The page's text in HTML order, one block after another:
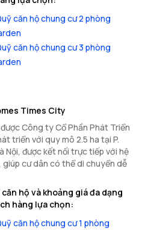
căn hộ chung cư 2 phòng
căn hộ chung cư 3 phòng
Times City
Công ty Cổ Phần Phát Triển
triển với quy mô 2.5 ha tại P.
Nội, được kết nối trực tiếp với hệ
cư dân có thể di chuyển dễ
hộ và khoảng giá đa dạng
hàng lựa chọn:
căn hộ chung cư 1 phòng